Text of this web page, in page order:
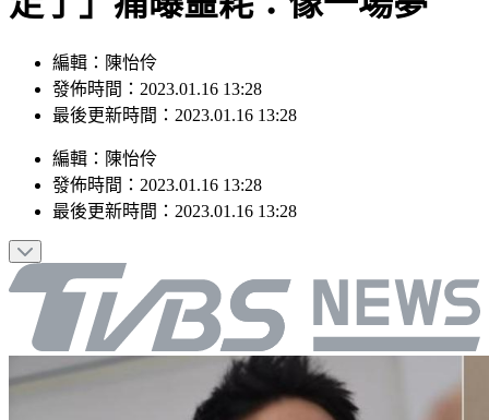
走了」痛曝噩耗：像一場夢
編輯：陳怡伶
發佈時間：2023.01.16 13:28
編輯：陳怡伶
發佈時間：2023.01.16 13:28